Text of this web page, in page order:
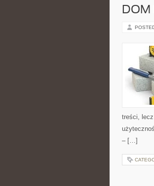
DOM
treści,
– […]